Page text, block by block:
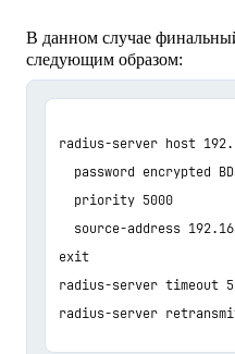
В данном случае
следующим образом:
radius-server host
password encrypted
priority 5000
source-address
exit
radius-server timeout 5
radius-server